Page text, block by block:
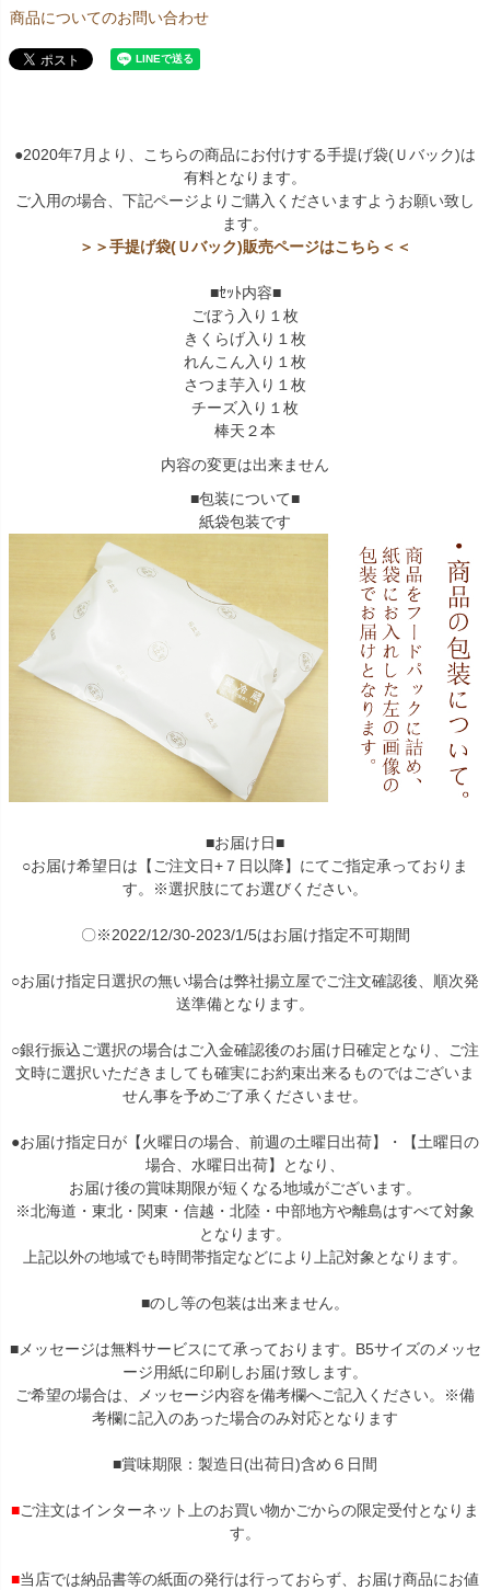
商品についてのお問い合わせ
●2020年7月より、こちらの商品にお付けする手提げ袋(Ｕバック)は
有料となります。
ご入用の場合、下記ページよりご購入くださいますようお願い致し
ます。
＞＞手提げ袋(Ｕバック)販売ページはこちら＜＜
■ｾｯﾄ内容■
ごぼう入り１枚
きくらげ入り１枚
れんこん入り１枚
さつま芋入り１枚
チーズ入り１枚
棒天２本
内容の変更は出来ません
■包装について■
紙袋包装です
■お届け日■
○お届け希望日は【ご注文日+７日以降】にてご指定承っておりま
す。※選択肢にてお選びください。
〇※2022/12/30-2023/1/5はお届け指定不可期間
○お届け指定日選択の無い場合は弊社揚立屋でご注文確認後、順次発
送準備となります。
○銀行振込ご選択の場合はご入金確認後のお届け日確定となり、ご注
文時に選択いただきましても確実にお約束出来るものではございま
せん事を予めご了承くださいませ。
●お届け指定日が【火曜日の場合、前週の土曜日出荷】・【土曜日の
場合、水曜日出荷】となり、
お届け後の賞味期限が短くなる地域がございます。
※北海道・東北・関東・信越・北陸・中部地方や離島はすべて対象
となります。
上記以外の地域でも時間帯指定などにより上記対象となります。
■のし等の包装は出来ません。
■メッセージは無料サービスにて承っております。B5サイズのメッセ
ージ用紙に印刷しお届け致します。
ご希望の場合は、メッセージ内容を備考欄へご記入ください。※備
考欄に記入のあった場合のみ対応となります
■賞味期限：製造日(出荷日)含め６日間
■ご注文はインターネット上のお買い物かごからの限定受付となりま
す。
■当店では納品書等の紙面の発行は行っておらず、お届け商品にお値